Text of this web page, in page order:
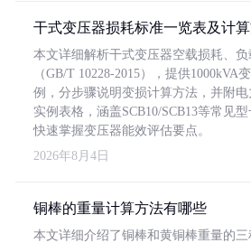
干式变压器损耗标准一览表及计
本文详细解析干式变压器空载损耗、
（GB/T 10228-2015），提供1000kVA
例，分步骤说明变损计算方法，并附
实例表格，涵盖SCB10/SCB13等常见
快速掌握变压器能效评估要点。
2026年8月4日
铜棒的重量计算方法有哪些
本文详细介绍了铜棒和黄铜棒重量的